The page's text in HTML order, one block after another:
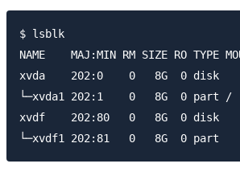
$ lsblk
NAME    MAJ:MIN RM SIZE RO TYPE
xvda    202:0    0   8G  0 disk
└─xvda1 202:1    0   8G  0 part /
xvdf    202:80   0   8G  0 disk